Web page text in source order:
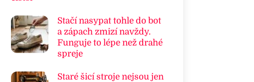
Stačí nasypat tohle do bot
a zápach zmizí navždy.
Funguje to lépe než drahé
spreje
Staré šicí stroje nejsou jen